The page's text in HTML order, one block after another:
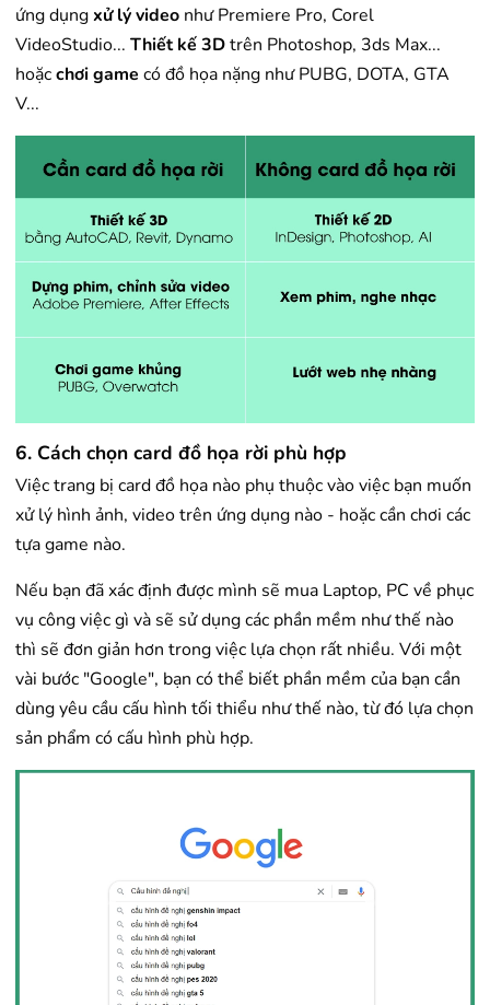
ứng dụngxử lý video như Premiere Pro, Corel
VideoStudio... Thiết kế 3Dtrên Photoshop, 3ds Max...
hoặcchơi game có đồ họa nặng như PUBG, DOTA, GTA
V...
6. Cách chọn card đồ họa rời phù hợp
Việc trang bị card đồ họa nào phụ thuộc vào việc bạn muốn
xử lý hình ảnh, video trên ứng dụng nào - hoặc cần chơi các
tựa game nào.
Nếu bạn đã xác định được mình sẽ mua Laptop, PC về phục
vụ công việc gì và sẽ sử dụng các phần mềm như thế nào
thì sẽ đơn giản hơn trong việc lựa chọn rất nhiều. Với một
vài bước "Google", bạn có thể biết phần mềm của bạn cần
dùng yêu cầu cấu hình tối thiểu như thế nào, từ đó lựa chọn
sản phẩm có cấu hình phù hợp.